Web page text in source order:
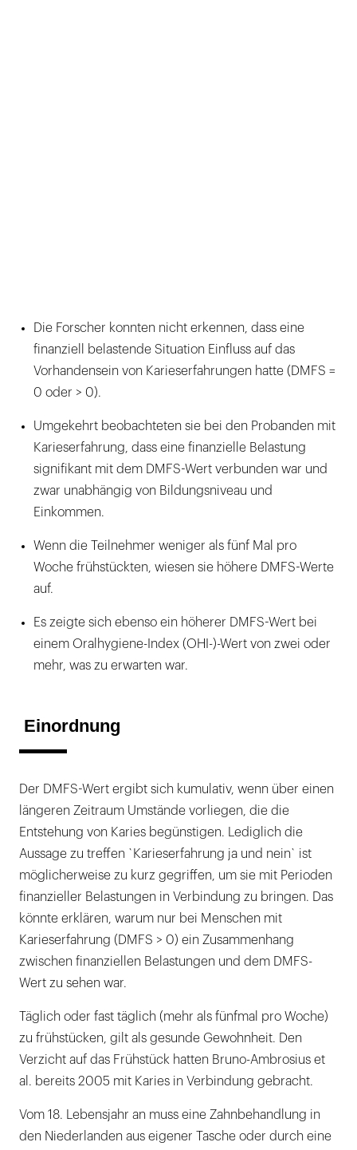
Die Forscher konnten nicht erkennen, dass eine
finanziell belastende Situation Einfluss auf das
Vorhandensein von Karieserfahrungen hatte (DMFS =
0 oder > 0).
Umgekehrt beobachteten sie bei den Probanden mit
Karieserfahrung, dass eine finanzielle Belastung
signifikant mit dem DMFS-Wert verbunden war und
zwar unabhängig von Bildungsniveau und
Einkommen.
Wenn die Teilnehmer weniger als fünf Mal pro
Woche frühstückten, wiesen sie höhere DMFS-Werte
auf.
Es zeigte sich ebenso ein höherer DMFS-Wert bei
einem Oralhygiene-Index (OHI-)-Wert von zwei oder
mehr, was zu erwarten war.
Einordnung
Der DMFS-Wert ergibt sich kumulativ, wenn über einen
längeren Zeitraum Umstände vorliegen, die die
Entstehung von Karies begünstigen. Lediglich die
Aussage zu treffen `Karieserfahrung ja und nein` ist
möglicherweise zu kurz gegriffen, um sie mit Perioden
finanzieller Belastungen in Verbindung zu bringen. Das
könnte erklären, warum nur bei Menschen mit
Karieserfahrung (DMFS > 0) ein Zusammenhang
zwischen finanziellen Belastungen und dem DMFS-
Wert zu sehen war.
Täglich oder fast täglich (mehr als fünfmal pro Woche)
zu frühstücken, gilt als gesunde Gewohnheit. Den
Verzicht auf das Frühstück hatten Bruno-Ambrosius et
al. bereits 2005 mit Karies in Verbindung gebracht.
Vom 18. Lebensjahr an muss eine Zahnbehandlung in
den Niederlanden aus eigener Tasche oder durch eine